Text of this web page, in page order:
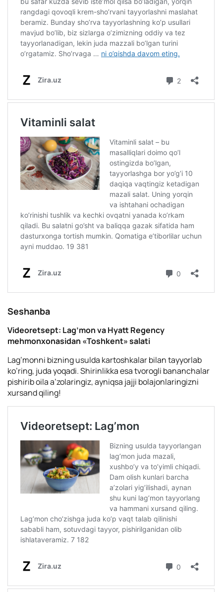
Seshanba
Videoretsept: Lag’mon va Hyatt Regency
mehmonxonasidan «Toshkent» salati
Lag’monni bizning usulda kartoshkalar bilan tayyorlab
ko’ring, juda yoqadi. Shirinlikka esa tvorogli bananchalar
pishirib oila a’zolaringiz, ayniqsa jajji bolajonlaringizni
xursand qiling!